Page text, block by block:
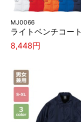
MJ0066
ライトベンチコート
8,448円